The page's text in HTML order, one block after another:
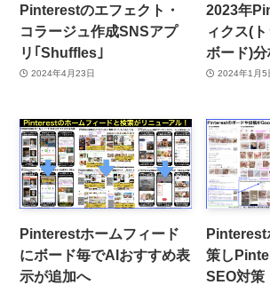
Pinterestのエフェクト・
コラージュ作成SNSアプ
リ｢Shuffles｣
2024年4月23日
2023年
ィクス(
ボード)
2024年1月5
Pinterestホームフィード
にボード毎でAIおすすめ表
示が追加へ
Pinterest
策し
SEO対策